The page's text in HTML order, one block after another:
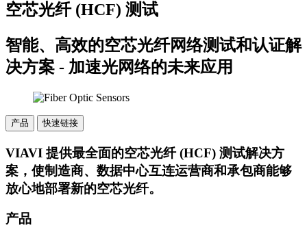
空芯光纤 (HCF) 测试
智能、高效的空芯光纤网络测试和认证解
决方案 - 加速光网络的未来应用
产品 快速链接
VIAVI 提供最全面的空芯光纤 (HCF) 测试解决方
案，使制造商、数据中心互连运营商和承包商能够
放心地部署新的空芯光纤。
产品